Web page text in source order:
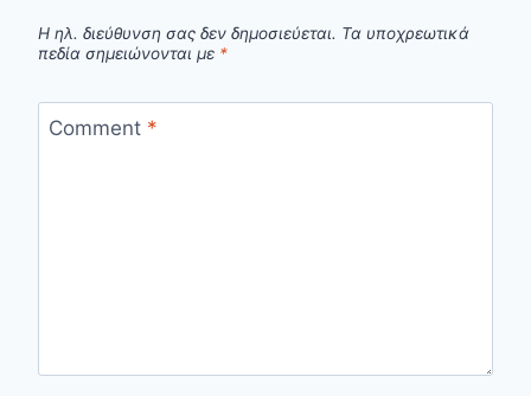
Η ηλ. διεύθυνση σας δεν δημοσιεύεται. Τα υποχρεωτικά
πεδία σημειώνονται με *
Comment *